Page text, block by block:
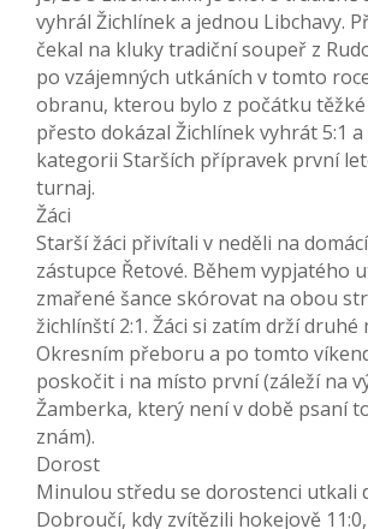
vyhrál Žichlínek a jednou Libchavy.
čekal na kluky tradiční soupeř z
po vzájemných utkáních v tomto
obranu, kterou bylo z počátku
přesto dokázal Žichlínek vyhrát 5:1
kategorii Starších přípravek první
turnaj.
Žáci
Starší žáci přivítali v neděli na
zástupce Řetové. Během vypjatého
zmařené šance skórovat na obou
žichlínští 2:1. Žáci si zatím drží druhé
Okresním přeboru a po tomto
poskočit i na místo první (záleží na
Žamberka, který není v době psaní
znám).
Dorost
Minulou středu se dorostenci utkali
Dobroučí, kdy zvítězili hokejově